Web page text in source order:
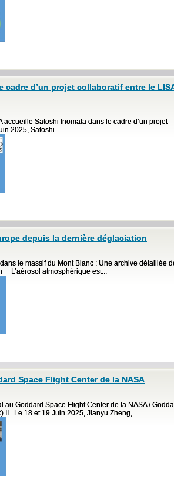
cadre d’un projet collaboratif entre le
accueille Satoshi Inomata dans le cadre d’un projet
2025, Satoshi...
depuis la dernière déglaciation
le massif du Mont Blanc : Une archive détaillée
L’aérosol atmosphérique est...
Space Flight Center de la NASA
Goddard Space Flight Center de la NASA /
II Le 18 et 19 Juin 2025, Jianyu Zheng,...